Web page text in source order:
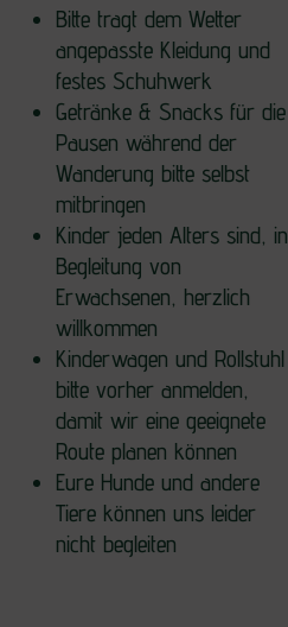
Bitte tragt dem Wetter
angepasste Kleidung und
festes Schuhwerk
Getränke & Snacks für die
Pausen während der
Wanderung bitte selbst
mitbringen
Kinder jeden Alters sind, in
Begleitung von
Erwachsenen, herzlich
willkommen
Kinderwagen und Rollstuhl
bitte vorher anmelden,
damit wir eine geeignete
Route planen können
Eure Hunde und andere
Tiere können uns leider
nicht begleiten